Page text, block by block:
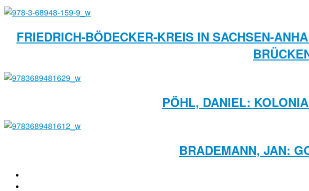
FRIEDRICH-BÖDECKER-KREIS IN SACHSEN-
PÖHL, DANIEL:
BRADEMANN, JAN: